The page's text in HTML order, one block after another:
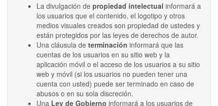
La divulgación de propiedad intelectual informará a
los usuarios que el contenido, el logotipo y otros
medios visuales creados son propiedad de ustedes y
están protegidos por las leyes de derechos de autor.
Una cláusula de terminación informará que las
cuentas de los usuarios en su sitio web y la
aplicación móvil o el acceso de los usuarios a su sitio
web y móvil (si los usuarios no pueden tener una
cuenta con usted) puede ser terminado en caso de
abusos o en su sola discreción.
Una Ley de Gobierno informará a los usuarios de